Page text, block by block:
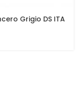
Grigio DS ITA